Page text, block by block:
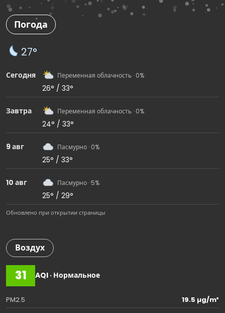
Погода
27°
Сегодня Переменная облачность · 0%
26° / 33°
Завтра Переменная облачность · 0%
24° / 33°
9 авг Пасмурно · 0%
25° / 33°
10 авг Пасмурно · 5%
25° / 29°
Обновлено при открытии страницы
Воздух
31 AQI · Нормальное
PM2.5
19.5 µg/m³